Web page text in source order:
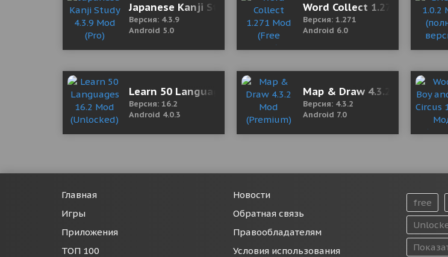
Japanese Kanji Study 4.3.9 Mod (Pro)
Версия: 4.3.9
Android 5.0
Word Collect 1.271 Mod
Версия: 1.271
Android 6.0
Learn 50 Languages 16.2 Mod (Unlocked)
Версия: 16.2
Android 4.0.3
Map & Draw 4.3.2 Mod
Версия: 4.3.2
Android 7.0
Главная
Игры
Приложения
ТОП 100
Новости
Обратная связь
Правообладателям
Условия использования
free